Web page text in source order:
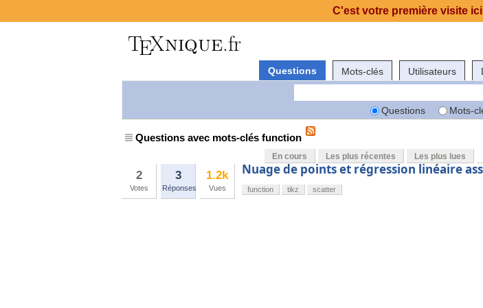
Questions Mots-clés Utilisateurs
Questions Mots-
Questions avec mots-clés function
En cours Les plus récentes Les plus lues
2
Votes
3
Réponses
1.2k
Vues
Nuage de points et régression linéaire
function tikz scatter
C'est votre première visite